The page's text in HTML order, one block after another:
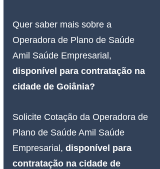
Quer saber mais sobre a
Operadora de Plano de Saúde
Amil Saúde Empresarial,
disponível para contratação na
cidade de Goiânia?
Solicite Cotação da Operadora de
Plano de Saúde Amil Saúde
Empresarial, disponível para
contratação na cidade de